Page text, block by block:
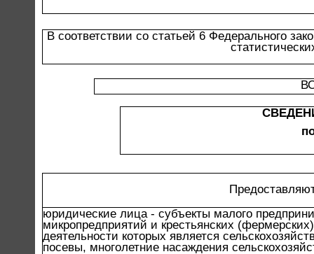
В соответствии со статьей 6 Федерального
юридические лица - субъекты малого
микропредприятий и крестьянских
деятельности которых является
посевы, многолетние насаждения